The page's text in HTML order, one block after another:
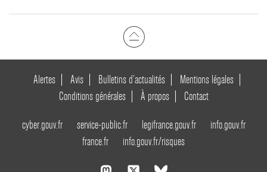
Alertes Avis Bulletins d’actualités
Mentions légales
Conditions générales
À propos Contact
cyber.gouv.fr service-public.fr legifrance.gouv.fr
info.gouv.fr
france.fr
info.gouv.fr/risques